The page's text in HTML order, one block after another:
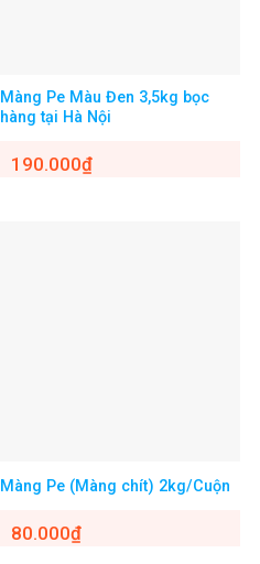
Màng Pe Màu Đen 3,5kg bọc
hàng tại Hà Nội
190.000₫
Màng Pe (Màng chít) 2kg/Cuộn
80.000₫